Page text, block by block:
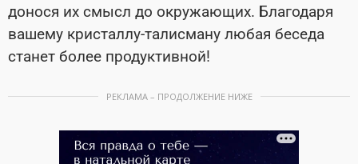
донося их смысл до окружающих. Благодаря
вашему кристаллу-талисману любая беседа
станет более продуктивной!
РЕКЛАМА – ПРОДОЛЖЕНИЕ НИЖЕ